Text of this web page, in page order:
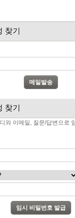
찾기
찾기
와 이메일, 질문/답변으로